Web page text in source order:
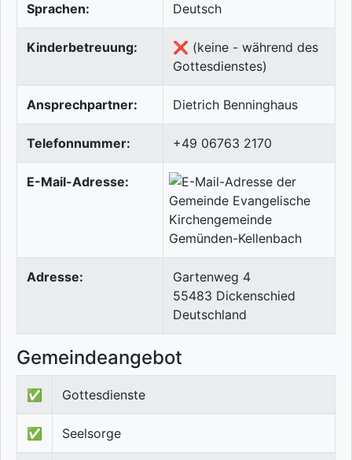
Sprachen: Deutsch
Kinderbetreuung:
❌ (keine - während des
Gottesdienstes)
Ansprechpartner: Dietrich Benninghaus
Telefonnummer: +49 06763 2170
E-Mail-Adresse:
Adresse:
Gartenweg 4
55483 Dickenschied
Deutschland
Gemeindeangebot
✅ Gottesdienste
✅ Seelsorge